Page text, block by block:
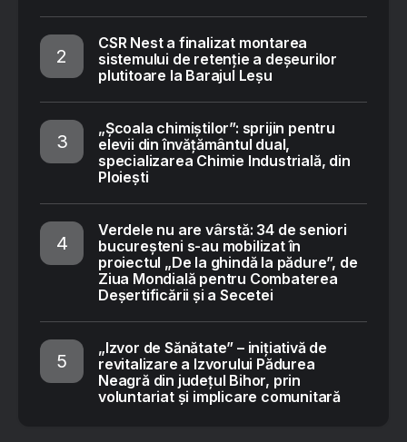
CSR Nest a finalizat montarea
sistemului de retenție a deșeurilor
plutitoare la Barajul Leșu
„Școala chimiștilor”: sprijin pentru
elevii din învățământul dual,
specializarea Chimie Industrială, din
Ploiești
Verdele nu are vârstă: 34 de seniori
bucureșteni s-au mobilizat în
proiectul „De la ghindă la pădure”, de
Ziua Mondială pentru Combaterea
Deșertificării și a Secetei
„Izvor de Sănătate” – inițiativă de
revitalizare a Izvorului Pădurea
Neagră din județul Bihor, prin
voluntariat și implicare comunitară